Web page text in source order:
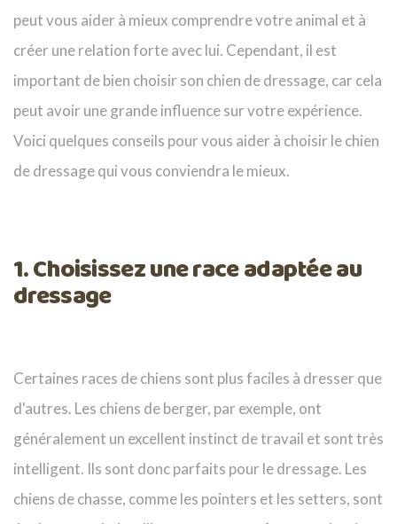
peut vous aider à mieux comprendre votre animal et à
créer une relation forte avec lui. Cependant, il est
important de bien choisir son chien de dressage, car cela
peut avoir une grande influence sur votre expérience.
Voici quelques conseils pour vous aider à choisir le chien
de dressage qui vous conviendra le mieux.
1. Choisissez une race adaptée au
dressage
Certaines races de chiens sont plus faciles à dresser que
d'autres. Les chiens de berger, par exemple, ont
généralement un excellent instinct de travail et sont très
intelligent. Ils sont donc parfaits pour le dressage. Les
chiens de chasse, comme les pointers et les setters, sont